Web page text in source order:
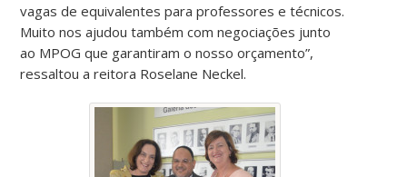
vagas de equivalentes para professores e técnicos.
Muito nos ajudou também com negociações junto
ao MPOG que garantiram o nosso orçamento”,
ressaltou a reitora Roselane Neckel.